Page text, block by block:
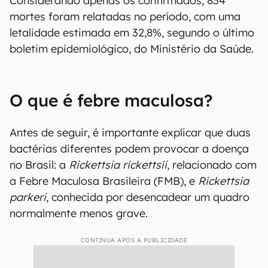
mortes foram relatadas no período, com uma
letalidade estimada em 32,8%, segundo o último
boletim epidemiológico, do Ministério da Saúde.
O que é febre maculosa?
Antes de seguir, é importante explicar que duas
bactérias diferentes podem provocar a doença
no Brasil: a Rickettsia rickettsii, relacionado com
a Febre Maculosa Brasileira (FMB), e Rickettsia
parkeri, conhecida por desencadear um quadro
normalmente menos grave.
CONTINUA APÓS A PUBLICIDADE